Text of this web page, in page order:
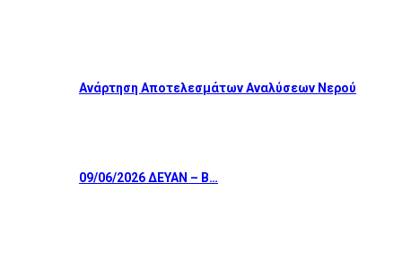
Ανάρτηση Αποτελεσμάτων Αναλύσεων Νερού
09/06/2026 ΔΕΥΑΝ – Β…